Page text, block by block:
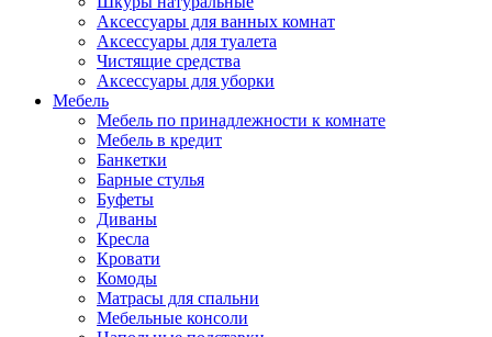
Аксессуары для ванных комнат
Аксессуары для туалета
Чистящие средства
Аксессуары для уборки
Мебель
Мебель по принадлежности к комнате
Мебель в кредит
Банкетки
Барные стулья
Буфеты
Диваны
Кресла
Кровати
Комоды
Матрасы для спальни
Мебельные консоли